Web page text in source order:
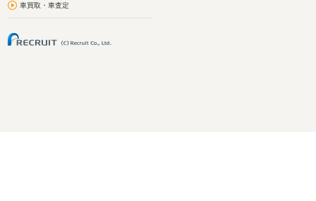
車買取・車査定